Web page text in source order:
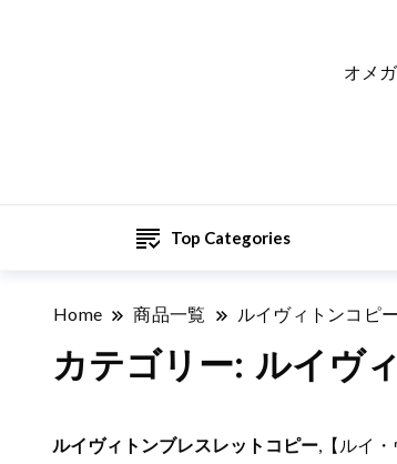
オメ
Top Categories
Home 商品一覧 ルイヴィトンコピー
カテゴリー: ルイヴ
ルイヴィトンブレスレットコピー,【ルイ